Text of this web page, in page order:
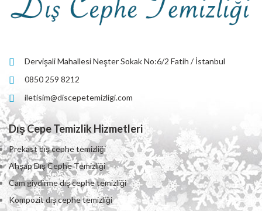
Dervişali Mahallesi Neşter Sokak No:6/2 Fatih / İstanbul
0850 259 8212
iletisim@discepetemizligi.com
Dış Cepe Temizlik Hizmetleri
Prekast dış cephe temizliği
Ahşap Dış Cephe Temizliği
Cam giydirme dış cephe temizliği
Kompozit dış cephe temizliği